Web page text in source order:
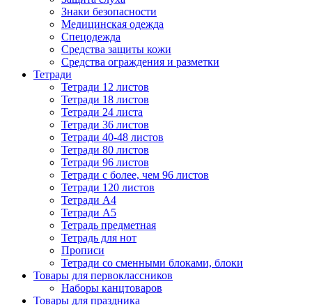
Знаки безопасности
Медицинская одежда
Спецодежда
Средства защиты кожи
Средства ограждения и разметки
Тетради
Тетради 12 листов
Тетради 18 листов
Тетради 24 листа
Тетради 36 листов
Тетради 40-48 листов
Тетради 80 листов
Тетради 96 листов
Тетради с более, чем 96 листов
Тетради 120 листов
Тетради А4
Тетради А5
Тетрадь предметная
Тетрадь для нот
Прописи
Тетради со сменными блоками, блоки
Товары для первоклассников
Наборы канцтоваров
Товары для праздника